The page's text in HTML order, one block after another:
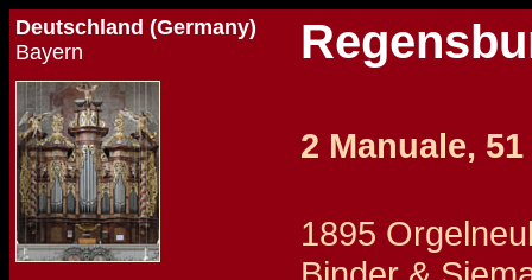
Deutschland (Germany)
Bayern
2 Manuale,
1895